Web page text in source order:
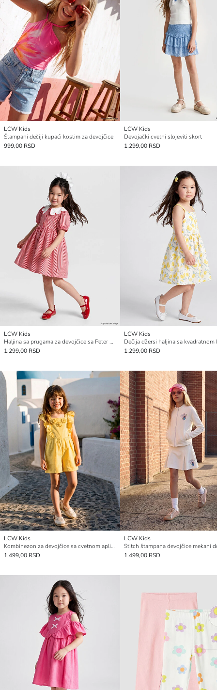
LCW Kids
Štampani dečiji kupaći kostim za devojčice
999,00 RSD
LCW Kids
Devojački cvetni slojeviti skort
1.299,00 RSD
LCW Kids
Haljina sa prugama za devojčice sa Peter Pan kragnom
1.299,00 RSD
LCW Kids
1.299,00 RSD
LCW Kids
Kombinezon za devojčice sa cvetnom aplikacijom
1.499,00 RSD
LCW Kids
1.499,00 RSD